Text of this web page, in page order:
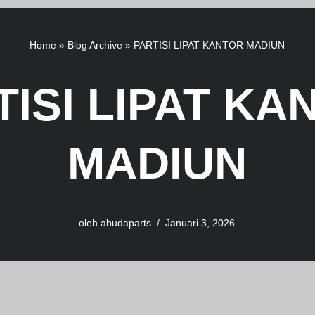
Home» Blog Archive» PARTISI LIPAT KANTOR MADIUN
LIPAT
MADIUN
oleh abudaparts Januari 3, 2026